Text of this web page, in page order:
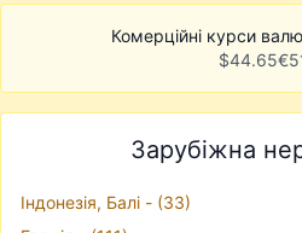
Комерційні курси
$44.65€
Зарубіжна
Iндонезiя, Балі - (33)